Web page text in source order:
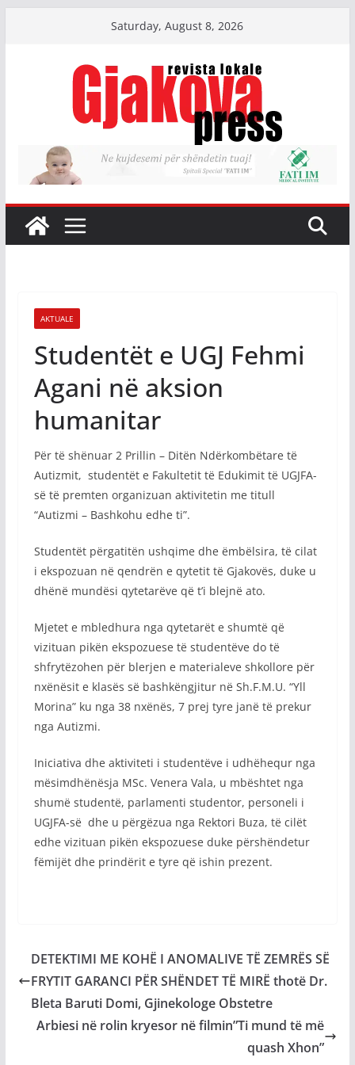
Saturday, August 8, 2026
AKTUALE
Studentët e UGJ Fehmi
Agani në aksion
humanitar
Për të shënuar 2 Prillin – Ditën Ndërkombëtare të
Autizmit, studentët e Fakultetit të Edukimit të UGJFA-
së të premten organizuan aktivitetin me titull
“Autizmi – Bashkohu edhe ti”.
Studentët përgatitën ushqime dhe ëmbëlsira, të cilat
i ekspozuan në qendrën e qytetit të Gjakovës, duke u
dhënë mundësi qytetarëve që t’i blejnë ato.
Mjetet e mbledhura nga qytetarët e shumtë që
vizituan pikën ekspozuese të studentëve do të
shfrytëzohen për blerjen e materialeve shkollore për
nxënësit e klasës së bashkëngjitur në Sh.F.M.U. “Yll
Morina” ku nga 38 nxënës, 7 prej tyre janë të prekur
nga Autizmi.
Iniciativa dhe aktiviteti i studentëve i udhëhequr nga
mësimdhënësja MSc. Venera Vala, u mbështet nga
shumë studentë, parlamenti studentor, personeli i
UGJFA-së dhe u përgëzua nga Rektori Buza, të cilët
edhe vizituan pikën ekspozuese duke përshëndetur
fëmijët dhe prindërit e tyre që ishin prezent.
DETEKTIMI ME KOHË I ANOMALIVE TË ZEMRËS SË
FRYTIT GARANCI PËR SHËNDET TË MIRË thotë Dr.
Bleta Baruti Domi, Gjinekologe Obstetre
Arbiesi në rolin kryesor në filmin”Ti mund të më
quash Xhon”